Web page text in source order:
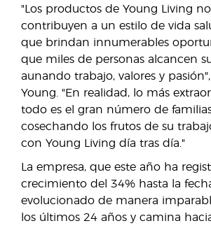
"Los productos de Young Living
contribuyen a un estilo de vida
que brindan innumerables
que miles de personas alcancen
aunando trabajo, valores y
Young. "En realidad, lo más
todo es el gran número de
cosechando los frutos de su
con Young Living día tras día."
La empresa, que este año ha
crecimiento del 34% hasta la
evolucionado de manera
los últimos 24 años y camina